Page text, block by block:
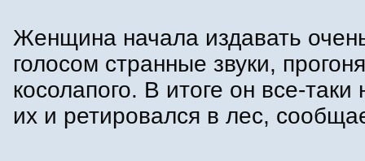
Женщина начала издавать
голосом странные звуки,
косолапого. В итоге он все-таки
их и ретировался в лес,